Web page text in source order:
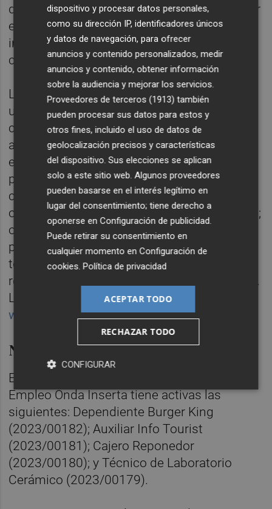
de junio. El requisito principal para este taller
es que se tenga un conocimiento medio de
informática o haber realizado, al menos, el
curso de alfabetización para el empleo.
Los objetivos de este taller son conocer los
usos y funcionalidades de una hoja de
cálculo; saber realizar cálculos básicos y
aplicados a la empresa o la gestión
empresarial; realizar sencillos diseños de
plantillas de uso cotidiano en la empresa;
conocer el concepto de las aplicaciones
ofimáticas en la nube y aprender a utilizarlas;
o mejorar las competencias digitales para
progresar en tu carrera laboral. El taller
tendrá una duración de 20 horas y se
realizará en el Antiguo Colegio Monteblanco.
Las inscripciones se pueden realizar en la
web
Nuevas ofertas
En cuanto a ofertas laborales, la Agencia de
Empleo Onda Inserta tiene activas las
siguientes: Dependiente Burger King
(2023/00182); Auxiliar Info Tourist
(2023/00181); Cajero Reponedor
(2023/00180); y Técnico de Laboratorio
Cerámico (2023/00179).
dispositivo y procesar datos personales,
como su dirección IP, identificadores únicos
y datos de navegación, para ofrecer
anuncios y contenido personalizados, medir
anuncios y contenido, obtener información
sobre la audiencia y mejorar los servicios.
Proveedores de terceros (1913) también
pueden procesar sus datos para estos y
otros fines, incluido el uso de datos de
geolocalización precisos y características
del dispositivo. Sus elecciones se aplican
solo a este sitio web. Algunos proveedores
pueden basarse en el interés legítimo en
lugar del consentimiento; tiene derecho a
oponerse enConfiguración de publicidad
Puede retirar su consentimiento en
cualquier momento enConfiguración de
cookies .Política de privacidad
ACEPTAR TODO
RECHAZAR TODO
CONFIGURAR